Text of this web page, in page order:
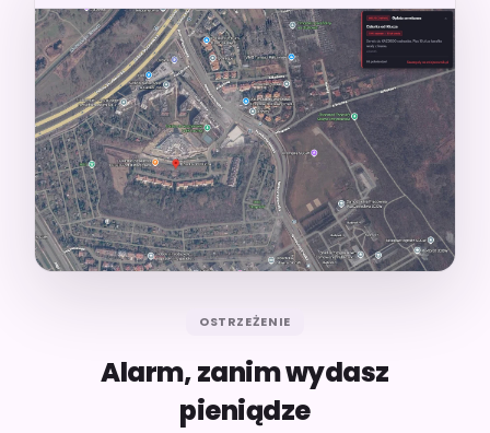
OSTRZEŻENIE
Alarm, zanim wydasz
pieniądze
Twój screen: baner na karcie lokalu